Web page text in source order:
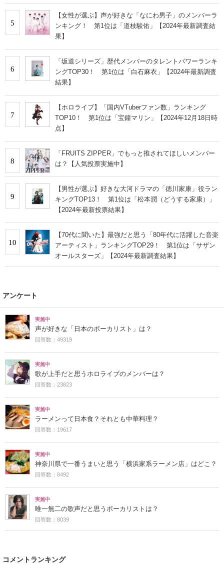
5
【女性が選ぶ】声が好きな「なにわ男子」のメンバーラ
ンキング！ 第1位は「道枝駿佑」【2024年最新調査結
果】
6
「坂道シリーズ」歴代メンバーのタレントパワーランキ
ングTOP30！ 第1位は「白石麻衣」【2024年最新調査
結果】
7
【ホロライブ】「国内VTuberファン数」ランキング
TOP10！ 第1位は「宝鐘マリン」【2024年12月18日時
点】
8
「FRUITS ZIPPER」でもっと推されてほしいメンバー
は？【人気投票実施中】
9
【男性が選ぶ】好きな大河ドラマの「徳川家康」役ラン
キングTOP13！ 第1位は「松本潤（どうする家康）」
【2024年最新投票結果】
10
【70代に聞いた】最強だと思う「80年代に活躍した音楽
アーティスト」ランキングTOP29！ 第1位は「サザン
オールスターズ」【2024年最新調査結果】
アンケート
実施中
声が好きな「日本のボーカリスト」は？
回答数：49319
実施中
歌が上手だと思うホロライブのメンバーは？
回答数：23823
実施中
ラーメンって日本食？それとも中華料理？
回答数：19617
実施中
神奈川県で一番うまいと思う「横浜家系ラーメン店」はどこ？
回答数：8492
実施中
唯一無二の歌声だと思うボーカリストは？
回答数：8039
コメントランキング